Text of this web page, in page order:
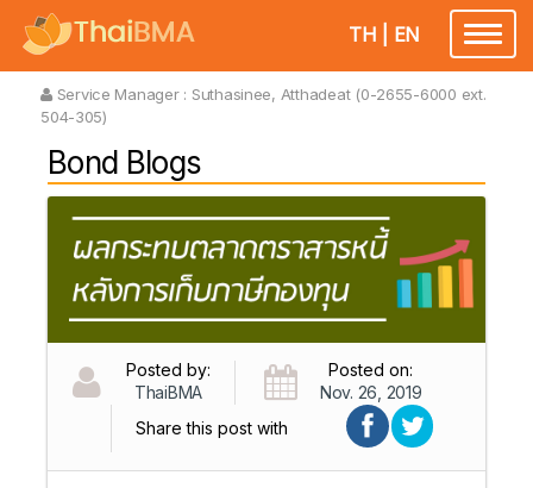
TH EN
Service Manager : Suthasinee, Atthadeat (0-2655-6000 ext.
504-305)
Bond Blogs
Posted by:
ThaiBMA
Posted on:
Nov. 26, 2019
Share this post with